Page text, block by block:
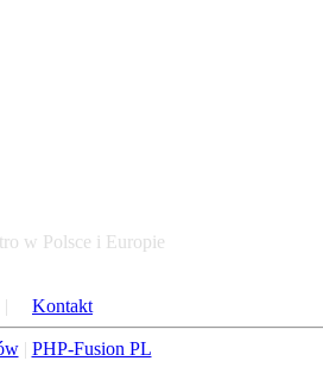
w Polsce i Europie
| Kontakt
| PHP-Fusion PL